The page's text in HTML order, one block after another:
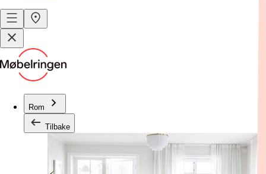
Rom
Tilbake